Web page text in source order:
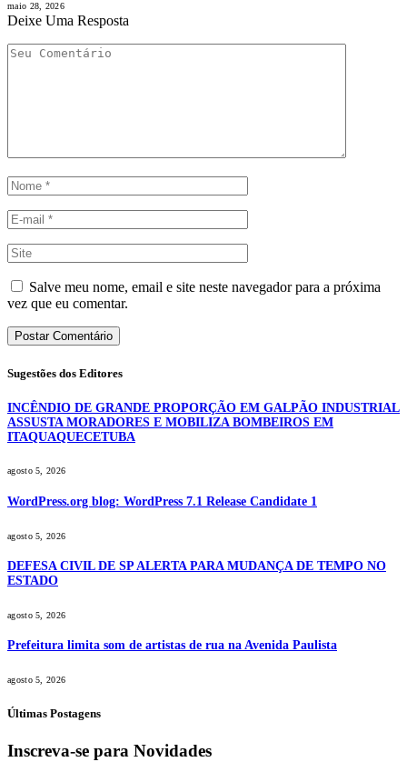
maio 28, 2026
Deixe Uma Resposta
Salve meu nome, email e site neste navegador para a próxima
vez que eu comentar.
Sugestões dos Editores
INCÊNDIO DE GRANDE PROPORÇÃO EM GALPÃO INDUSTRIAL
ASSUSTA MORADORES E MOBILIZA BOMBEIROS EM
ITAQUAQUECETUBA
agosto 5, 2026
WordPress.org blog: WordPress 7.1 Release Candidate 1
agosto 5, 2026
DEFESA CIVIL DE SP ALERTA PARA MUDANÇA DE TEMPO NO
ESTADO
agosto 5, 2026
Prefeitura limita som de artistas de rua na Avenida Paulista
agosto 5, 2026
Últimas Postagens
Inscreva-se para Novidades